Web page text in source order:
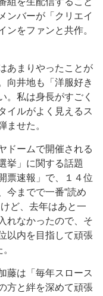
ンバーが「クリエイ
ンをファンと共作。
あまりやったことが
向井地も「洋服好き
。私は身長がすごく
イルがよく見えるス
ませた。
ドームで開催される
挙」に関する話題
票速報」で、１４位
今までで一番“読め
ど、去年はあと一
れなかったので、そ
以内を目指して頑張
藤は「毎年スロース
方と絆を深めて頑張